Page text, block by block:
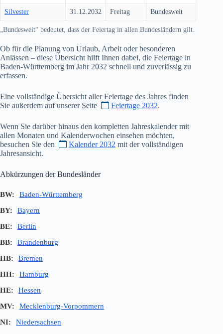
Silvester 31.12.2032 Freitag Bundesweit
„Bundesweit“ bedeutet, dass der Feiertag in allen Bundesländern gilt.
Ob für die Planung von Urlaub, Arbeit oder besonderen
Anlässen – diese Übersicht hilft Ihnen dabei, die Feiertage in
Baden-Württemberg im Jahr 2032 schnell und zuverlässig zu
erfassen.
Eine vollständige Übersicht aller Feiertage des Jahres finden
Sie außerdem auf unserer Seite
Feiertage 2032.
Wenn Sie darüber hinaus den kompletten Jahreskalender mit
allen Monaten und Kalenderwochen einsehen möchten,
besuchen Sie den
Kalender 2032 mit der vollständigen
Jahresansicht.
Abkürzungen der Bundesländer
BW:
Baden-Württemberg
BY:
Bayern
BE:
Berlin
BB:
Brandenburg
HB:
Bremen
HH:
Hamburg
HE:
Hessen
MV:
Mecklenburg-Vorpommern
NI:
Niedersachsen